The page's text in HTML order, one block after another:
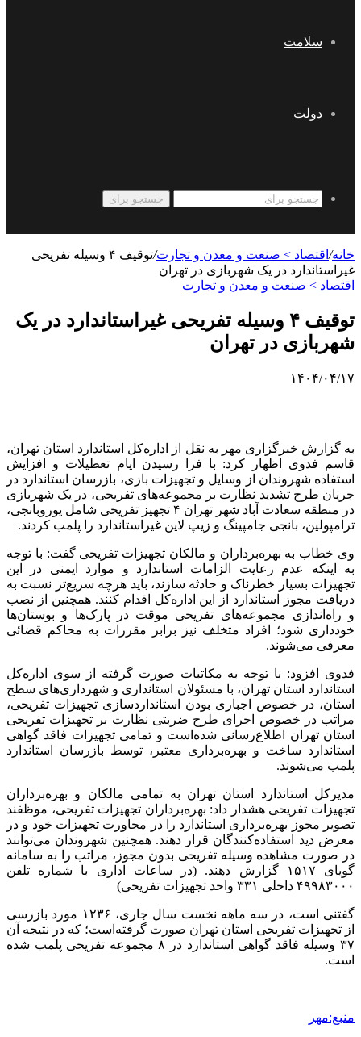
سلامت
دولت
جستجو برای
خانه/ اقتصاد > صنعت و معدن و تجارت/
توقیف ۴ وسیله تفریحی
غیراستاندارد در یک شهربازی در تهران
اقتصاد > صنعت و معدن و تجارت
توقیف ۴ وسیله تفریحی غیراستاندارد در یک
شهربازی در تهران
۱۴۰۴/۰۴/۱۷
به گزارش خبرگزاری مهر به نقل از اداره‌کل استاندارد استان تهران،
قاسم فدوی اظهار کرد: با فرا رسیدن ایام تعطیلات و افزایش
استفاده شهروندان از وسایل و تجهیزات بازی، بازرسان استاندارد در
جریان طرح تشدید نظارت بر مجموعه‌های تفریحی، در یک شهربازی
در منطقه سعادت آباد شهر تهران ۴ تجهیز تفریحی شامل یوروبانجی،
ترامپولین، بانجی جامپینگ و زیپ لاین غیراستاندارد را پلمب کردند.
وی خطاب به بهره‌برداران و مالکان تجهیزات تفریحی گفت: با توجه
به اینکه عدم رعایت الزامات استاندارد و موارد ایمنی در این
تجهیزات بسیار خطرناک و حادثه سازند، باید هرچه سریع‌تر نسبت به
دریافت مجوز استاندارد از این اداره‌کل اقدام کنند. همچنین از نصب
و راه‌اندازی مجموعه‌های تفریحی موقت در پارک‌ها و بوستان‌ها
خودداری شود؛ افراد متخلف نیز برابر مقررات به محاکم قضائی
معرفی می‌شوند.
فدوی افزود: با توجه به مکاتبات صورت گرفته از سوی اداره‌کل
استاندارد استان تهران، با مسئولان استانداری و شهرداری‌های سطح
استان، در خصوص اجباری بودن استانداردسازی تجهیزات تفریحی،
مراتب در خصوص اجرای طرح ضربتی نظارت بر تجهیزات تفریحی
استان تهران اطلاع‌رسانی شده‌است و تمامی تجهیزات فاقد گواهی
استاندارد ساخت و بهره‌برداری معتبر، توسط بازرسان استاندارد
پلمب می‌شوند.
مدیرکل استاندارد استان تهران به تمامی مالکان و بهره‌برداران
تجهیزات تفریحی هشدار داد: بهره‌برداران تجهیزات تفریحی، موظفند
تصویر مجوز بهره‌برداری استاندارد را در مجاورت تجهیزات خود و در
معرض دید استفاده‌کنندگان قرار دهند. همچنین شهروندان می‌توانند
در صورت مشاهده وسیله تفریحی بدون مجوز، مراتب را به سامانه
گویای ۱۵۱۷ گزارش دهند. (در ساعات اداری با شماره تلفن
۴۹۹۸۳۰۰۰ داخلی ۳۳۱ واحد تجهیزات تفریحی)
گفتنی است، در سه ماهه نخست سال جاری، ۱۲۳۶ مورد بازرسی
از تجهیزات تفریحی استان تهران صورت گرفته‌است؛ که در نتیجه آن
۳۷ وسیله فاقد گواهی استاندارد در ۸ مجموعه تفریحی پلمب شده
است.
منبع:مهر